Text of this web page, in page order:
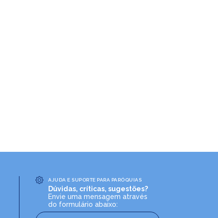
AJUDA E SUPORTE PARA PARÓQUIAS
Dúvidas, críticas, sugestões?
Envie uma mensagem através
do formulário abaixo: